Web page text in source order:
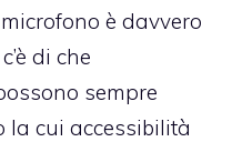
è davvero
di che
sempre
la cui accessibilità